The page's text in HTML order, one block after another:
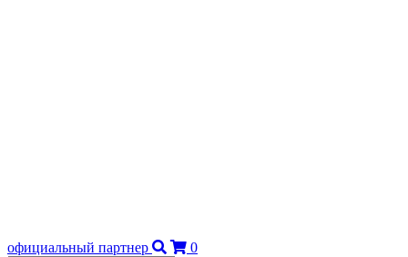
официальный партнер 0